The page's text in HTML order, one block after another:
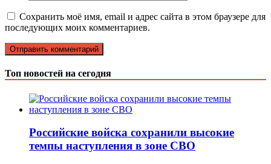
Сохранить моё имя, email и адрес сайта в этом браузере для
последующих моих комментариев.
Топ новостей на сегодня
Российские войска сохранили высокие
темпы наступления в зоне СВО